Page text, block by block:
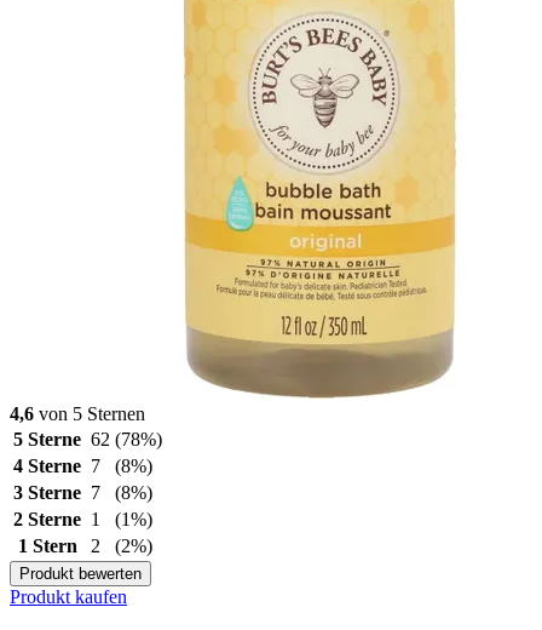
4,6 von 5 Sternen
5 Sterne 62 (78%)
4 Sterne 7
(8%)
3 Sterne 7
(8%)
2 Sterne 1
(1%)
1 Stern
2 (2%)
Produkt bewerten
Produkt kaufen